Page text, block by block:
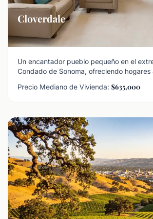
Cloverdale
Un encantador pueblo pequeño en el
Condado de Sonoma, ofreciendo hogares
Precio Mediano de Vivienda: $635,000